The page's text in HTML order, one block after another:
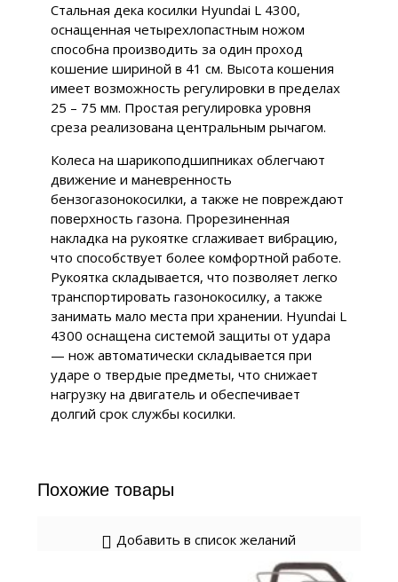
Стальная дека косилки Hyundai L 4300,
оснащенная четырехлопастным ножом
способна производить за один проход
кошение шириной в 41 см. Высота кошения
имеет возможность регулировки в пределах
25 – 75 мм. Простая регулировка уровня
среза реализована центральным рычагом.
Колеса на шарикоподшипниках облегчают
движение и маневренность
бензогазонокосилки, а также не повреждают
поверхность газона. Прорезиненная
накладка на рукоятке сглаживает вибрацию,
что способствует более комфортной работе.
Рукоятка складывается, что позволяет легко
транспортировать газонокосилку, а также
занимать мало места при хранении. Hyundai L
4300 оснащена системой защиты от удара
— нож автоматически складывается при
ударе о твердые предметы, что снижает
нагрузку на двигатель и обеспечивает
долгий срок службы косилки.
Похожие товары
Добавить в список желаний